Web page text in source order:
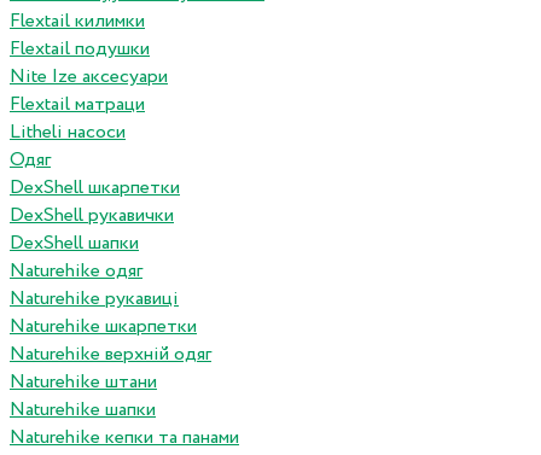
Flextail килимки
Flextail подушки
Nite Ize аксесуари
Flextail матраци
Litheli насоси
Одяг
DexShell шкарпетки
DexShell рукавички
DexShell шапки
Naturehike одяг
Naturehike рукавиці
Naturehike шкарпетки
Naturehike верхній одяг
Naturehike штани
Naturehike шапки
Naturehike кепки та панами